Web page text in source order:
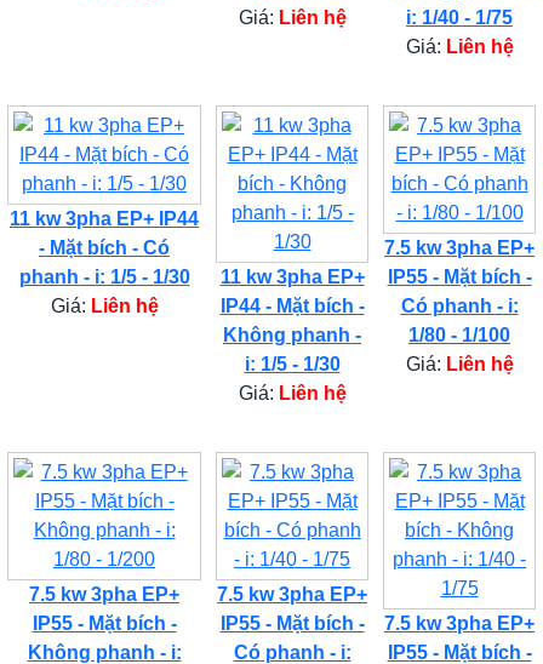
Giá: Liên hệ
i: 1/40 - 1/75
Giá: Liên hệ
11 kw 3pha EP+ IP44
- Mặt bích - Có
phanh - i: 1/5 - 1/30
Giá: Liên hệ
11 kw 3pha EP+
IP44 - Mặt bích -
Không phanh -
i: 1/5 - 1/30
Giá: Liên hệ
7.5 kw 3pha EP+
IP55 - Mặt bích -
Có phanh - i:
1/80 - 1/100
Giá: Liên hệ
7.5 kw 3pha EP+
IP55 - Mặt bích -
Không phanh - i:
7.5 kw 3pha EP+
IP55 - Mặt bích -
Có phanh - i:
7.5 kw 3pha EP+
IP55 - Mặt bích -